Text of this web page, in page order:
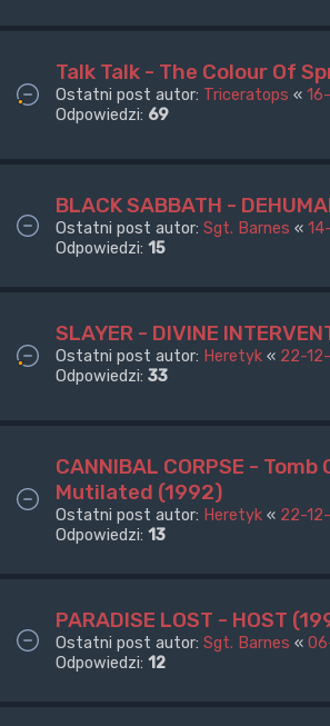
Talk Talk - The Colour Of
Ostatni post autor: Triceratops «
Odpowiedzi: 69
BLACK SABBATH -
Ostatni post autor: Sgt. Barnes «
Odpowiedzi: 15
SLAYER - DIVINE
Ostatni post autor: Heretyk « 22-
Odpowiedzi: 33
CANNIBAL CORPSE - Tomb
Mutilated (1992)
Ostatni post autor: Heretyk « 22-
Odpowiedzi: 13
PARADISE LOST - HOST
Ostatni post autor: Sgt. Barnes «
Odpowiedzi: 12